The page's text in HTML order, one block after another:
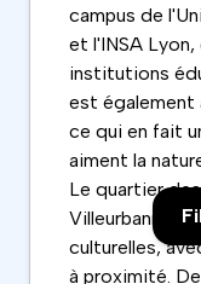
campus de
et l'INSA
institutions
est également
ce qui en fait
aiment la
Le quartier
Villeurbanne.
culturelles,
à proximité.